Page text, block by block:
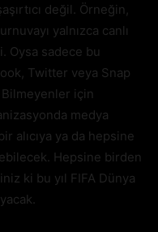
değil. Örneğin,
yalnızca canlı
Oysa sadece bu
Twitter veya Snap
Bilmeyenler için
medya
alıcıya ya da hepsine
Hepsine birden
ki bu yıl FIFA Dünya